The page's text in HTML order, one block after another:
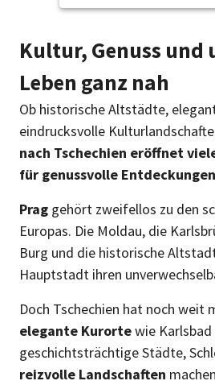
Kultur, Genuss und
Leben ganz nah
Ob historische Altstädte,
eindrucksvolle
nach Tschechien eröffnet
für genussvolle Entdeckungen
Prag gehört zweifellos zu den
Europas. Die Moldau, die
Burg und die historische
Hauptstadt ihren
Doch Tschechien hat noch weit
elegante Kurortewie
geschichtsträchtige Städte,
reizvolle Landschaften